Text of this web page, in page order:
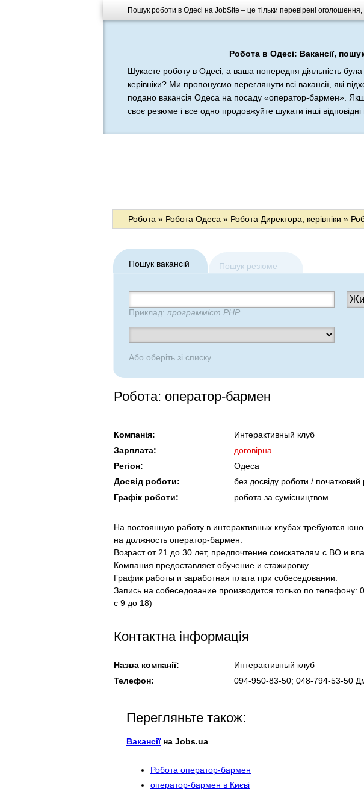
Пошук роботи в Одесі на JobSite – це тільки перевірені оголошення,
Робота в Одесі: Вакансії,
Шукаєте роботу в Одесі, а ваша попередня діяльність
керівніки? Ми пропонуємо переглянути всі вакансії, які
подано вакансія Одеса на посаду «оператор-бармен».
своє резюме і все одно продовжуйте шукати інші відповідні
Робота » Робота Одеса » Робота Директора, керівніки »
Пошук вакансій Пошук резюме
Приклад: программіст PHP
Або оберіть зі списку
Робота: оператор-бармен
Компанія:
Интерактивный клуб
Зарплата:
договірна
Регіон:
Одеса
Досвід роботи:
без досвіду роботи / початковий
Графік роботи:
робота за сумісництвом
На постоянную работу в интерактивных клубах требуются
на должность оператор-бармен.
Возраст от 21 до 30 лет, предпочтение соискателям с ВО и
Компания предоставляет обучение и стажировку.
График работы и заработная плата при собеседовании.
Запись на собеседование производится только по
с 9 до 18)
Контактна інформація
Назва компанії:
Интерактивный клуб
Телефон:
094-950-83-50; 048-794-53-50
Перегляньте також:
Вакансіїна Jobs.ua
Робота оператор-бармен
оператор-бармен в Києві